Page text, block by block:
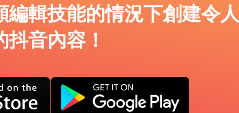
編輯技能的情況下創建令人
音內容！